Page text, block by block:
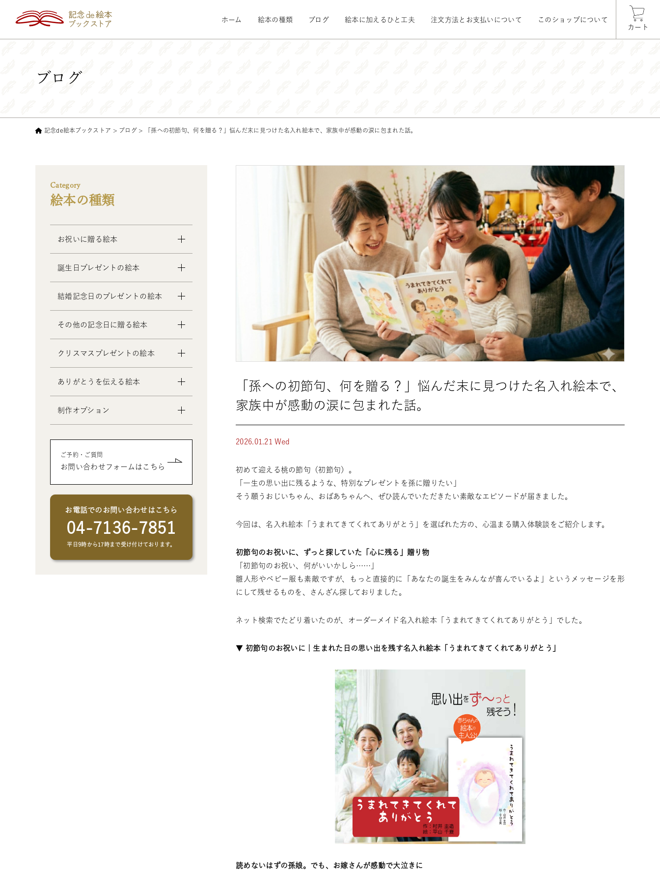
ホーム 絵本の種類 ブログ 絵本に加えるひと工夫 注文方法とお支払いについて
このショップについて
カート
ブログ
記念de絵本ブックストア > ブログ > 「孫への初節句、何を贈る？」悩んだ末に見つけた名入れ絵本で、家族中が感動の涙に包まれた話。
Category
絵本の種類
お祝いに贈る絵本
- 成人祝いの絵本
- 初節句のお祝いの絵本
- 入園・入学／卒園・卒業祝いの絵
本
- 還暦祝いの絵本
誕生日プレゼントの絵本
- 2歳～6歳の幼児への誕生日プレゼ
- 小学生の子供への誕生日プレゼン
トの絵本
- 中学生、高校生、大学生への誕生
日プレゼントの絵本
- 20歳の誕生日プレゼントの絵本
- 女性、妻、彼女、女友達への誕生
日プレゼントの絵本
結婚記念日のプレゼントの絵本
- 夫への結婚記念日の絵本
- 友人、知人への結婚記念日の絵本
その他の記念日に贈る絵本
- 生まれて一万日記念日の絵本
の絵本
- 母の日 / 父の日のプレゼントの絵
本
- 敬老の日のプレゼントの絵本
クリスマスプレゼントの絵本
ントの絵本
リスマスプレゼントの絵本
- 中学生、高校生、大学生へのクリ
スマスプレゼントの絵本
- 男性、彼氏、夫、男友達へのクリ
スマスプレゼントの絵本
スマスプレゼントの絵本
ありがとうを伝える絵本
制作オプション
ョン
ご予約・ご質問
お問い合わせフォームはこちら
お電話でのお問い合わせはこちら
04-7136-7851
平日9時から17時まで受け付けております。
「孫への初節句、何を贈る？」悩んだ末に見つけた名入れ絵本で、
家族中が感動の涙に包まれた話。
2026.01.21 Wed
初めて迎える桃の節句（初節句）。
「一生の思い出に残るような、特別なプレゼントを孫に贈りたい」
そう願うおじいちゃん、おばあちゃんへ、ぜひ読んでいただきたい素敵なエピソードが届きました。
今回は、名入れ絵本「うまれてきてくれてありがとう」を選ばれた方の、心温まる購入体験談をご紹介します。
初節句のお祝いに、ずっと探していた「心に残る」贈り物
「初節句のお祝い、何がいいかしら……」
雛人形やベビー服も素敵ですが、もっと直接的に「あなたの誕生をみんなが喜んでいるよ」というメッセージを形
にして残せるものを、さんざん探しておりました。
ネット検索でたどり着いたのが、オーダーメイド名入れ絵本「うまれてきてくれてありがとう」でした。
▼ 初節句のお祝いに｜生まれた日の思い出を残す名入れ絵本「うまれてきてくれてありがとう」
読めないはずの孫娘。でも、お嫁さんが感動で大泣きに